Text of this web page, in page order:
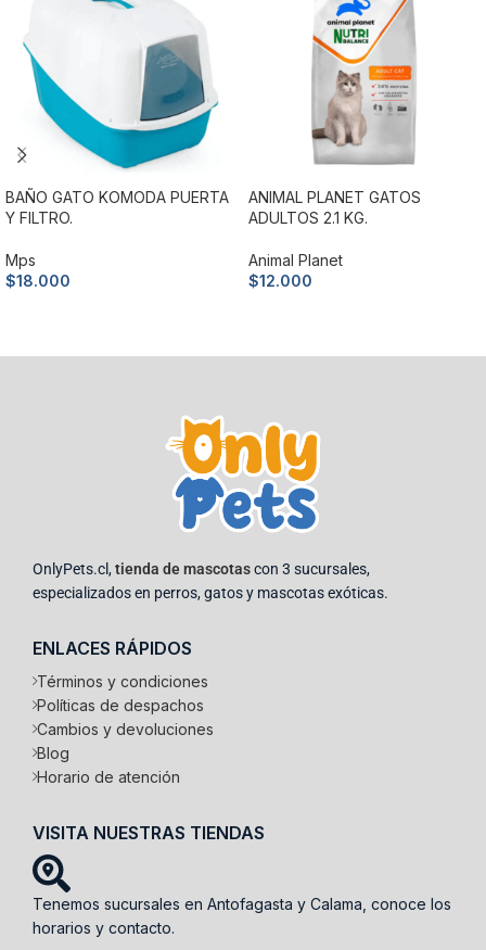
BAÑO GATO KOMODA PUERTA
Y FILTRO.
Mps
$18.000
ANIMAL PLANET GATOS
ADULTOS 2.1 KG.
Animal Planet
$12.000
OnlyPets.cl,tienda de mascotascon 3 sucursales,
especializados en perros, gatos y mascotas exóticas.
ENLACES RÁPIDOS
Términos y condiciones
Políticas de despachos
Cambios y devoluciones
Blog
Horario de atención
VISITA NUESTRAS TIENDAS
Tenemos sucursales en Antofagasta y Calama, conoce los
horarios y contacto.